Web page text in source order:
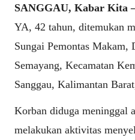
SANGGAU, Kabar Kita
YA, 42 tahun, ditemukan
Sungai Pemontas Makam,
Semayang, Kecamatan
Sanggau, Kalimantan
Korban diduga meninggal
melakukan aktivitas